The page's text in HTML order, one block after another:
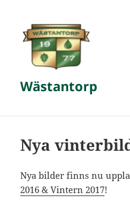
Wästantorp
Nya
Nya bilder finns nu
2016 & Vintern 2017!